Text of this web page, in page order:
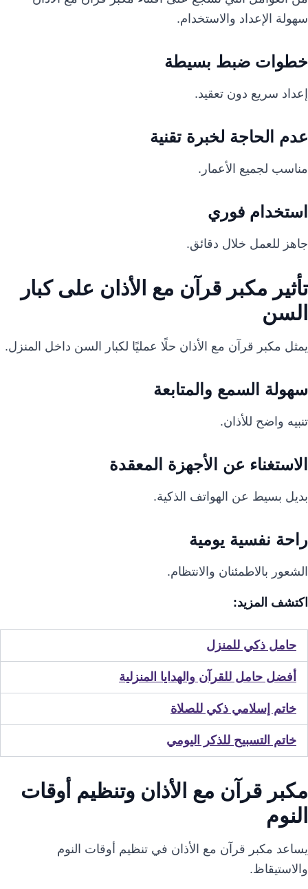
سهولة الإعداد والاستخدام.
خطوات ضبط بسيطة
إعداد سريع دون تعقيد.
عدم الحاجة لخبرة تقنية
مناسب لجميع الأعمار.
استخدام فوري
جاهز للعمل خلال دقائق.
تأثير مكبر قرآن مع الأذان على كبار
السن
يمثل مكبر قرآن مع الأذان حلًا عمليًا لكبار السن داخل المنزل.
سهولة السمع والمتابعة
تنبيه واضح للأذان.
الاستغناء عن الأجهزة المعقدة
بديل بسيط عن الهواتف الذكية.
راحة نفسية يومية
الشعور بالاطمئنان والانتظام.
اكتشف المزيد:
حامل ذكي للمنزل
أفضل حامل للقرآن والهدايا المنزلية
خاتم إسلامي ذكي للصلاة
خاتم التسبيح للذكر اليومي
مكبر قرآن مع الأذان وتنظيم أوقات
النوم
يساعد مكبر قرآن مع الأذان في تنظيم أوقات النوم
والاستيقاظ.